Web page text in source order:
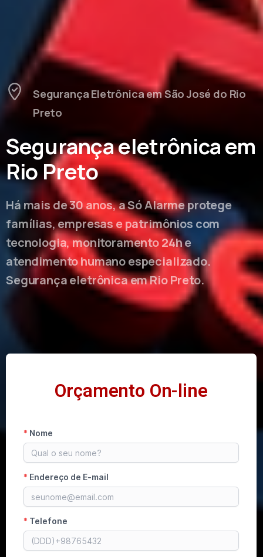
Segurança Eletrônica em São José do Rio
Preto
Segurança eletrônica em
Rio Preto
Há mais de 30 anos, a Só Alarme protege
famílias, empresas e patrimônios com
tecnologia, monitoramento 24h e
atendimento humano especializado.
Segurança eletrônica em Rio Preto.
Orçamento On-line